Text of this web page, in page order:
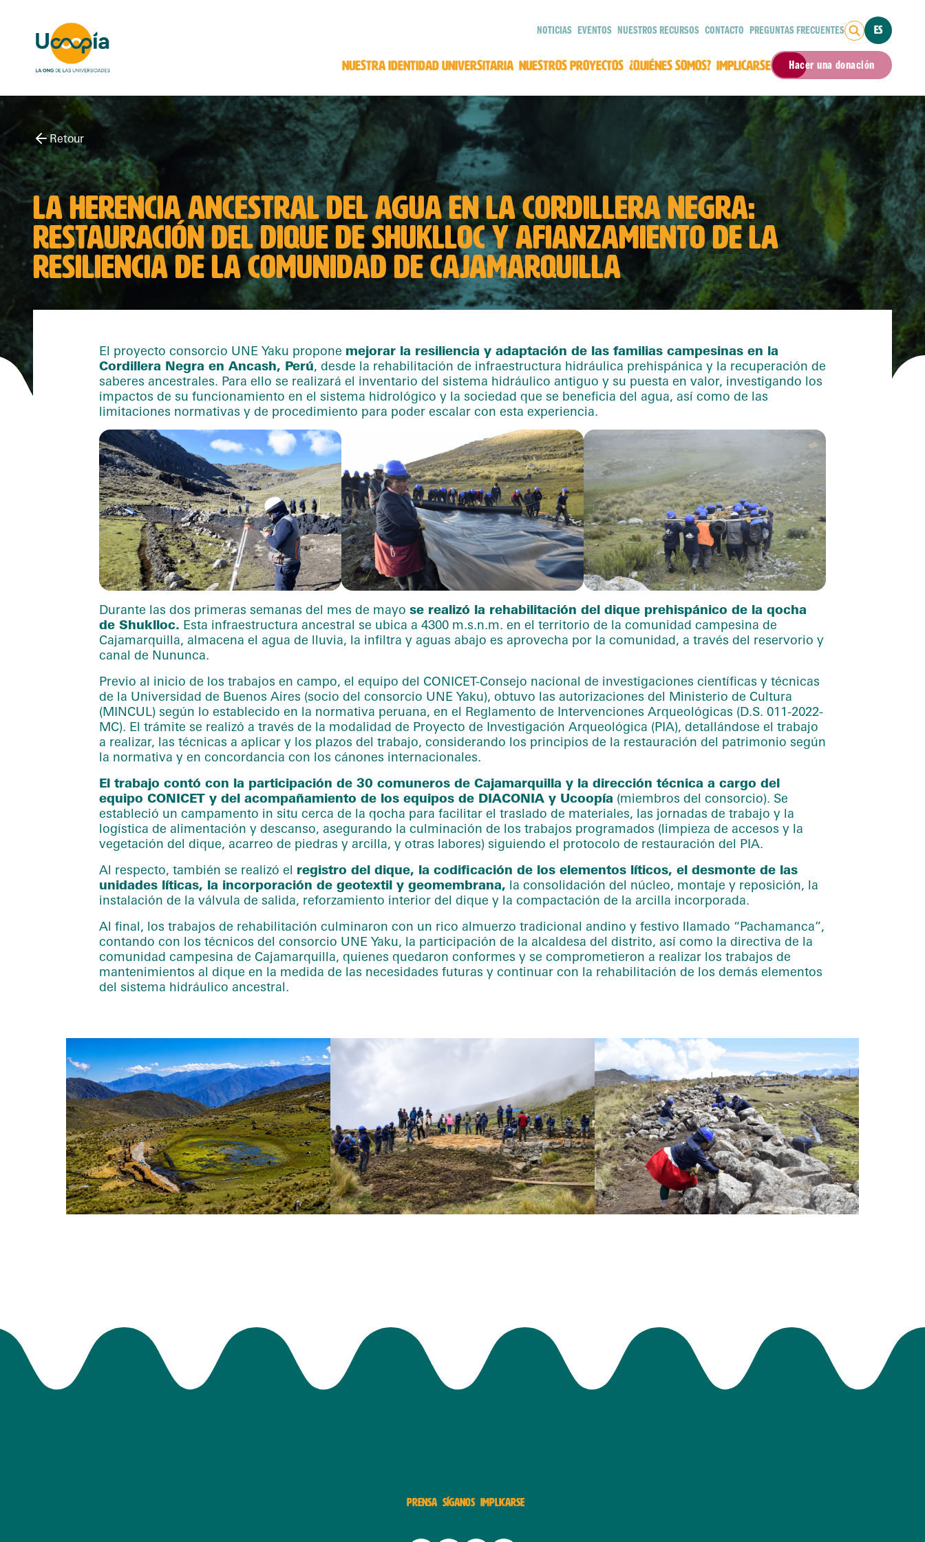
NOTICIAS EVENTOS NUESTROS RECURSOS CONTACTO PREGUNTAS FRECUENTES ES
NUESTRA IDENTIDAD UNIVERSITARIA NUESTROS PROYECTOS ¿QUIÉNES SOMOS? IMPLICARSE Hacer una donación
Retour
LA HERENCIA ANCESTRAL DEL AGUA EN LA CORDILLERA NEGRA:
RESTAURACIÓN DEL DIQUE DE SHUKLLOC Y AFIANZAMIENTO DE LA
RESILIENCIA DE LA COMUNIDAD DE CAJAMARQUILLA
El proyecto consorcio UNE Yaku propone mejorar la resiliencia y adaptación de las familias campesinas en la
Cordillera Negra en Ancash, Perú, desde la rehabilitación de infraestructura hidráulica prehispánica y la recuperación de
saberes ancestrales. Para ello se realizará el inventario del sistema hidráulico antiguo y su puesta en valor, investigando los
impactos de su funcionamiento en el sistema hidrológico y la sociedad que se beneficia del agua, así como de las
limitaciones normativas y de procedimiento para poder escalar con esta experiencia.
Durante las dos primeras semanas del mes de mayo se realizó la rehabilitación del dique prehispánico de la qocha
de Shuklloc. Esta infraestructura ancestral se ubica a 4300 m.s.n.m. en el territorio de la comunidad campesina de
Cajamarquilla, almacena el agua de lluvia, la infiltra y aguas abajo es aprovecha por la comunidad, a través del reservorio y
canal de Nununca.
Previo al inicio de los trabajos en campo, el equipo del CONICET-Consejo nacional de investigaciones científicas y técnicas
de la Universidad de Buenos Aires (socio del consorcio UNE Yaku), obtuvo las autorizaciones del Ministerio de Cultura
(MINCUL) según lo establecido en la normativa peruana, en el Reglamento de Intervenciones Arqueológicas (D.S. 011-2022-
MC). El trámite se realizó a través de la modalidad de Proyecto de Investigación Arqueológica (PIA), detallándose el trabajo
a realizar, las técnicas a aplicar y los plazos del trabajo, considerando los principios de la restauración del patrimonio según
la normativa y en concordancia con los cánones internacionales.
El trabajo contó con la participación de 30 comuneros de Cajamarquilla y la dirección técnica a cargo del
equipo CONICET y del acompañamiento de los equipos de DIACONIA y Ucoopía (miembros del consorcio). Se
estableció un campamento in situ cerca de la qocha para facilitar el traslado de materiales, las jornadas de trabajo y la
logística de alimentación y descanso, asegurando la culminación de los trabajos programados (limpieza de accesos y la
vegetación del dique, acarreo de piedras y arcilla, y otras labores) siguiendo el protocolo de restauración del PIA.
Al respecto, también se realizó el registro del dique, la codificación de los elementos líticos, el desmonte de las
unidades líticas, la incorporación de geotextil y geomembrana, la consolidación del núcleo, montaje y reposición, la
instalación de la válvula de salida, reforzamiento interior del dique y la compactación de la arcilla incorporada.
Al final, los trabajos de rehabilitación culminaron con un rico almuerzo tradicional andino y festivo llamado “Pachamanca”,
contando con los técnicos del consorcio UNE Yaku, la participación de la alcaldesa del distrito, así como la directiva de la
comunidad campesina de Cajamarquilla, quienes quedaron conformes y se comprometieron a realizar los trabajos de
mantenimientos al dique en la medida de las necesidades futuras y continuar con la rehabilitación de los demás elementos
del sistema hidráulico ancestral.
PRENSA SÍGANOS IMPLICARSE